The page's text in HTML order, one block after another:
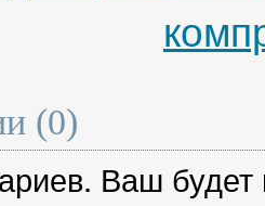
(0)
Ваш